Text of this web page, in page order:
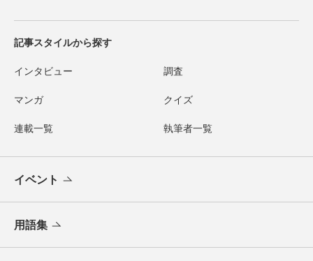
記事スタイルから探す
インタビュー 調査
マンガ クイズ
連載一覧 執筆者一覧
イベント
用語集